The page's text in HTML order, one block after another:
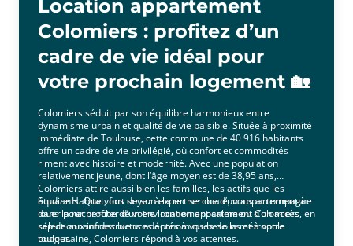
Location appartement
Colomiers : profitez d’un
cadre de vie idéal pour
votre prochain logement 🏡
Colomiers séduit par son équilibre harmonieux entre
dynamisme urbain et qualité de vie paisible. Située à proximité
immédiate de Toulouse, cette commune de 40 916 habitants
offre un cadre de vie privilégié, où confort et commodités
riment avec histoire et modernité. Avec une population
relativement jeune, dont l’âge moyen est de 38,95 ans,
Colomiers attire aussi bien les familles, les actifs que les
étudiants. Que vous soyez à la recherche d’un appartement à
louer pour profiter d’un environnement calme ou d’un accès
rapide aux infrastructures économiques de la métropole
toulousaine, Colomiers répond à vos attentes.
Square Habitat, fort de son expertise locale, vous accompagne
dans la recherche de votre location appartement Colomiers, en
sélectionnant des biens adaptés à vos besoins et à votre
budget.